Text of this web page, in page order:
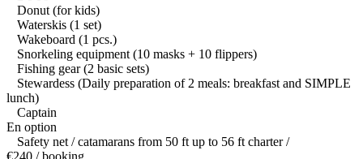
Donut (for kids)
Waterskis (1 set)
Wakeboard (1 pcs.)
Snorkeling equipment (10 masks + 10 flippers)
Fishing gear (2 basic sets)
Stewardess (Daily preparation of 2 meals: breakfast and SIMPLE
lunch)
Captain
En option
Safety net / catamarans from 50 ft up to 56 ft charter /